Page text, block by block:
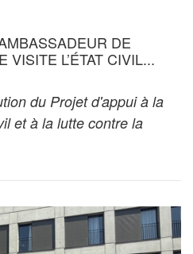
DE
VISITE L’ÉTAT CIVIL...
du Projet d'appui à la
et à la lutte contre la